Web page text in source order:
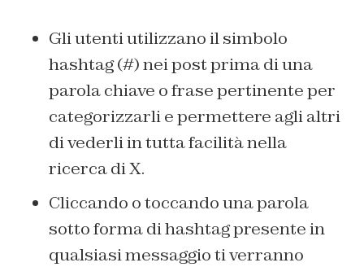
Gli utenti utilizzano il simbolo
hashtag (#) nei post prima di una
parola chiave o frase pertinente per
categorizzarli e permettere agli altri
di vederli in tutta facilità nella
ricerca di X.
Cliccando o toccando una parola
sotto forma di hashtag presente in
qualsiasi messaggio ti verranno